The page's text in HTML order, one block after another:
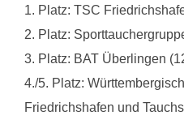
1. Platz: TSC
2. Platz:
3. Platz: BAT Überlingen
4./5. Platz:
Friedrichshafen und